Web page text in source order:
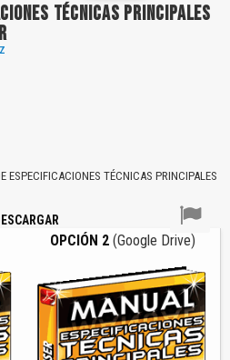
TÉCNICAS PRINCIPALES
ESPECIFICACIONES TÉCNICAS PRINCIPALES
OPCIÓN 2 (Google Drive)